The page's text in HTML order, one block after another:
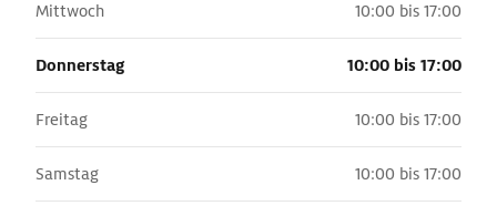
Mittwoch 10:00 bis 17:00
Donnerstag 10:00 bis 17:00
Freitag 10:00 bis 17:00
Samstag 10:00 bis 17:00